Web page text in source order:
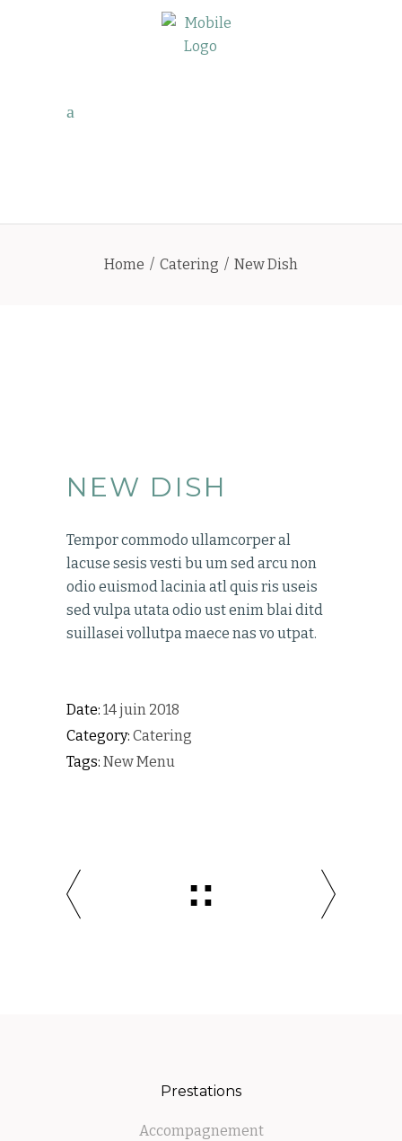
Home / Catering / New Dish
NEW DISH
Tempor commodo ullamcorper al
lacuse sesis vesti bu um sed arcu non
odio euismod lacinia atl quis ris useis
sed vulpa utata odio ust enim blai ditd
suillasei vollutpa maece nas vo utpat.
Date: 14 juin 2018
Category: Catering
Tags: New Menu
Prestations
Accompagnement